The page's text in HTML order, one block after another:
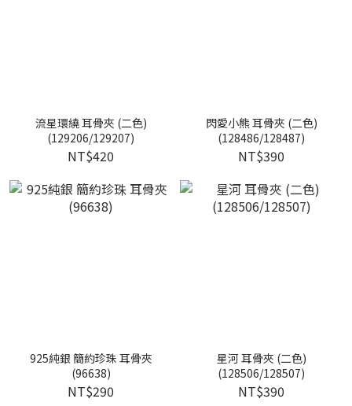
流星環繞 耳骨夾 (二色)
(129206/129207)
NT$420
閃愛小熊 耳骨夾 (二色)
(128486/128487)
NT$390
925純銀 簡約珍珠 耳骨夾
(96638)
NT$290
星河 耳骨夾 (二色)
(128506/128507)
NT$390